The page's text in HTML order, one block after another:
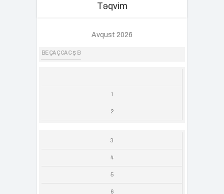
Təqvim
Avqust 2026
BE ÇA Ç CA C Ş B
1
2
3
4
5
6